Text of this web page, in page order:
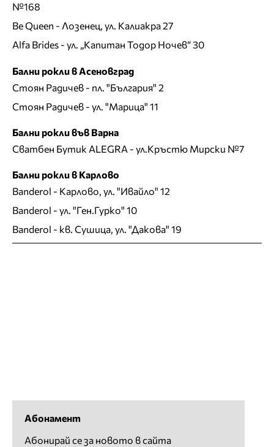
№168
Be Queen - Лозенец, ул. Калиакра 27
Alfa Brides - ул. „Капитан Тодор Ночев“ 30
Бални рокли в Асеновград
Стоян Радичев - пл. "България" 2
Стоян Радичев - ул. "Марица" 11
Бални рокли във Варна
Сватбен Бутик ALEGRA - ул.Кръстю Мирски №7
Бални рокли в Карлово
Banderol - Карлово, ул. "Ивайло" 12
Banderol - ул. "Ген.Гурко" 10
Banderol - кв. Сушица, ул. "Дакова" 19
Абонамент
Абонирай се за новото в сайта